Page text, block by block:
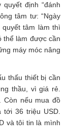
định “đánh
tâm tư: “Ngày
tâm làm thì
thể làm được cần
máy móc nâng
thấu thiết bị cần
thầu, vì giá rẻ.
Còn nếu mua đồ
36 triệu USD.
và tôi tin là mình